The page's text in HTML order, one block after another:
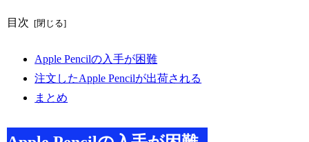
目次
Apple Pencilの入手が困難
注文したApple Pencilが出荷される
まとめ